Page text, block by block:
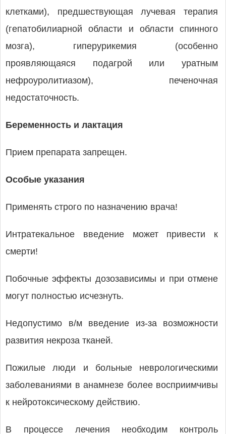
клетками), предшествующая лучевая терапия
(гепатобилиарной области и области спинного
мозга), гиперурикемия (особенно
проявляющаяся подагрой или уратным
нефроуролитиазом), печеночная
недостаточность.
Беременность и лактация
Прием препарата запрещен.
Особые указания
Применять строго по назначению врача!
Интратекальное введение может привести к
смерти!
Побочные эффекты дозозависимы и при отмене
могут полностью исчезнуть.
Недопустимо в/м введение из-за возможности
развития некроза тканей.
Пожилые люди и больные неврологическими
заболеваниями в анамнезе более восприимчивы
к нейротоксическому действию.
В процессе лечения необходим контроль